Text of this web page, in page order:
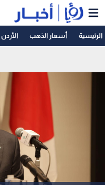
الرئيسية أسعار الذهب الأردن